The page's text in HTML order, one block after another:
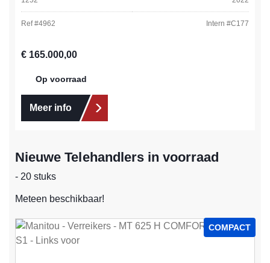
Ref #4962 Intern #C177
Normale prijs:
€ 165.000,00
Op voorraad
Meer info
Nieuwe Telehandlers in voorraad
- 20 stuks
Meteen beschikbaar!
COMPACT